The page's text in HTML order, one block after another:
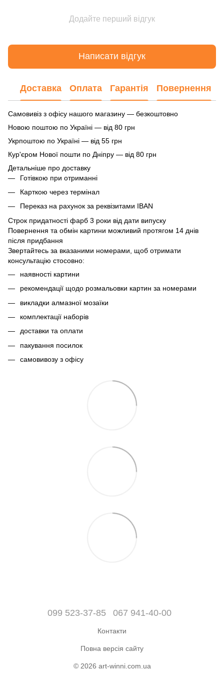
Додайте перший відгук
Написати відгук
Доставка Оплата Гарантія Повернення
Самовивіз з офісу нашого магазину — безкоштовно
Новою поштою по Україні — від 80 грн
Укрпоштою по Україні — від 55 грн
Кур'єром Нової пошти по Дніпру — від 80 грн
Детальніше про доставку
Готівкою при отриманні
Карткою через термінал
Переказ на рахунок за реквізитами IBAN
Строк придатності фарб 3 роки від дати випуску
Повернення та обмін картини можливий протягом 14 днів
після придбання
Звертайтесь за вказаними номерами, щоб отримати
консультацію стосовно:
наявності картини
рекомендації щодо розмальовки картин за номерами
викладки алмазної мозаїки
комплектації наборів
доставки та оплати
пакування посилок
самовивозу з офісу
099 523-37-85 067 941-40-00
Контакти
Повна версія сайту
© 2026 art-winni.com.ua